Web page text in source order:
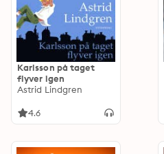
Karlsson på taget
flyver igen
Astrid Lindgren
4.6